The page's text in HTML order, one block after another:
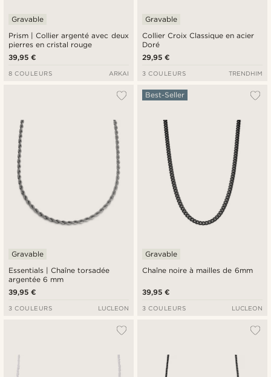
Prism | Collier argenté avec deux
pierres en cristal rouge
Gravable
39,95 €
8 COULEURS ARKAI
Collier Croix Classique en acier
Doré
Gravable
29,95 €
3 COULEURS TRENDHIM
Essentials | Chaîne torsadée
argentée 6 mm
Gravable
39,95 €
3 COULEURS LUCLEON
Chaîne noire à mailles de 6mm
Best-Seller
Gravable
39,95 €
3 COULEURS LUCLEON